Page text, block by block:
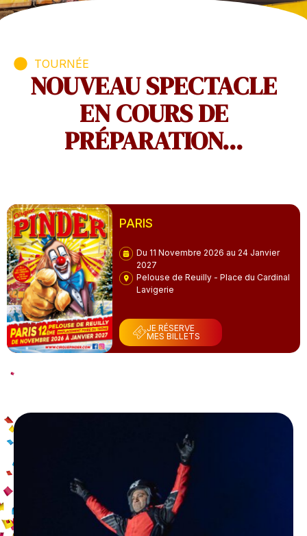
TOURNÉE
NOUVEAU SPECTACLE
EN COURS DE
PRÉPARATION...
PARIS
Du 11 Novembre 2026 au 24 Janvier
2027
Pelouse de Reuilly - Place du Cardinal
Lavigerie
JE RÉSERVE
MES BILLETS